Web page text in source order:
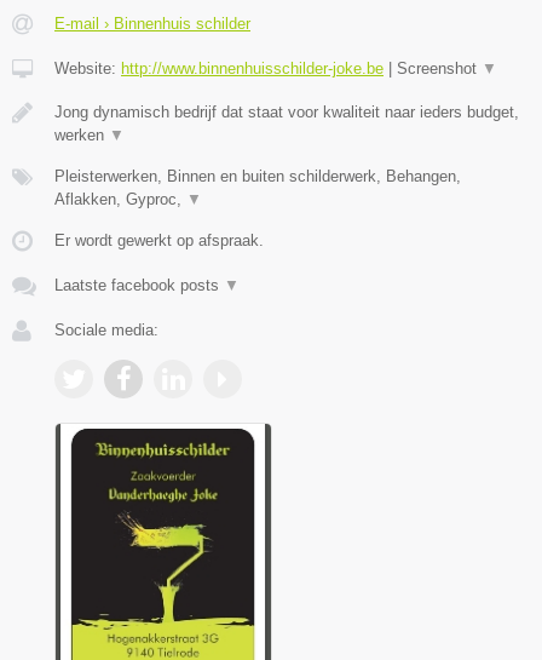
E-mail › Binnenhuis schilder
Website: http://www.binnenhuisschilder-joke.be Screenshot ▼
Jong dynamisch bedrijf dat staat voor kwaliteit naar ieders budget,
werken ▼
Pleisterwerken, Binnen en buiten schilderwerk, Behangen,
Aflakken, Gyproc, ▼
Er wordt gewerkt op afspraak.
Laatste facebook posts ▼
Sociale media: